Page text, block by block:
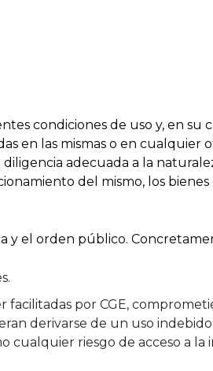
condiciones de uso y, en su
en las mismas o en
adecuada a la
del mismo, los bienes
y el orden público.
por CGE,
derivarse de un uso
cualquier riesgo de acceso a